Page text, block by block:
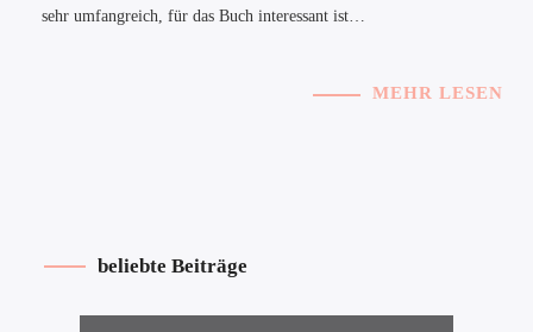
sehr umfangreich, für das Buch interessant ist…
MEHR LESEN
beliebte Beiträge